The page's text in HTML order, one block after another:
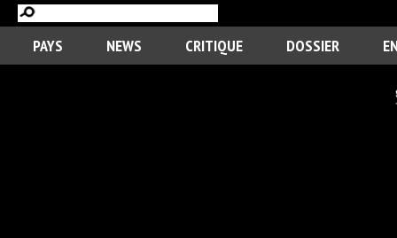
PAYS NEWS CRITIQUE DOSSIER